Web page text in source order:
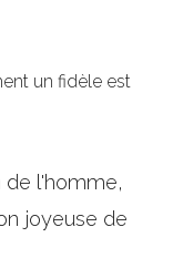
un fidèle est
de l'homme,
joyeuse de